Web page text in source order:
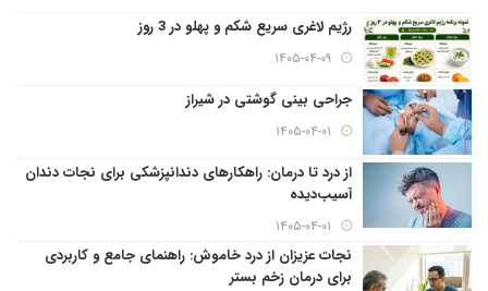
رژیم لاغری سریع شکم و پهلو در 3 روز
۱۴۰۵-۰۴-۰۹
جراحی بینی گوشتی در شیراز
۱۴۰۵-۰۴-۰۱
از درد تا درمان: راهکارهای دندانپزشکی برای نجات دندان
آسیب‌دیده
۱۴۰۵-۰۴-۰۱
نجات عزیزان از درد خاموش: راهنمای جامع و کاربردی
برای درمان زخم بستر